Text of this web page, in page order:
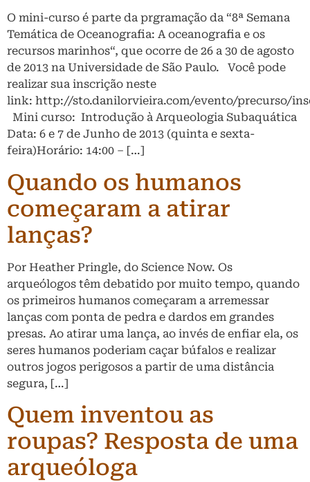
O mini-curso é parte da prgramação da “8ª Semana
Temática de Oceanografia: A oceanografia e os
recursos marinhos“, que ocorre de 26 a 30 de agosto
de 2013 na Universidade de São Paulo. Você pode
realizar sua inscrição neste
link: http://sto.danilorvieira.com/evento/precurso/
Mini curso: Introdução à Arqueologia Subaquática
Data: 6 e 7 de Junho de 2013 (quinta e sexta-
feira)Horário: 14:00 – […]
Quando os humanos
começaram a atirar
lanças?
Por Heather Pringle, do Science Now. Os
arqueólogos têm debatido por muito tempo, quando
os primeiros humanos começaram a arremessar
lanças com ponta de pedra e dardos em grandes
presas. Ao atirar uma lança, ao invés de enfiar ela, os
seres humanos poderiam caçar búfalos e realizar
outros jogos perigosos a partir de uma distância
segura, […]
Quem inventou as
roupas? Resposta de uma
arqueóloga